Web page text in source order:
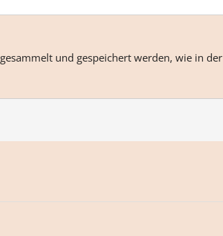
und gespeichert werden, wie in der